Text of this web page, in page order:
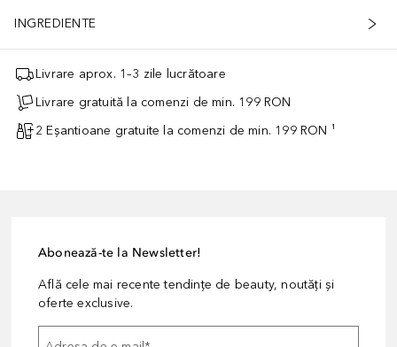
INGREDIENTE
Livrare aprox. 1–3 zile lucrătoare
Livrare gratuită la comenzi de min. 199 RON
2 Eșantioane gratuite la comenzi de min. 199 RON ¹
Abonează-te la Newsletter!
Află cele mai recente tendințe de beauty, noutăți și
oferte exclusive.